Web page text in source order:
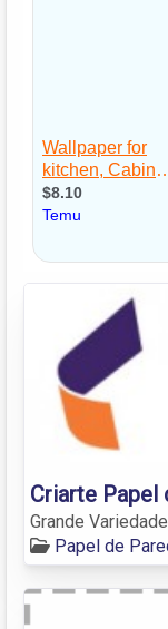
Criarte Papel
Grande
Papel de